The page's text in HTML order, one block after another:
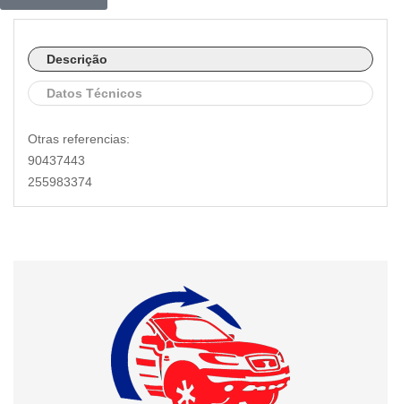
Descrição
Datos Técnicos
Otras referencias:
90437443
255983374